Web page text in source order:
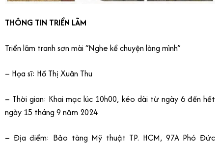
THÔNG TIN TRIỂN LÃM
Triển lãm tranh sơn mài “Nghe kể chuyện làng mình”
– Họa sĩ: Hồ Thị Xuân Thu
– Thời gian: Khai mạc lúc 10h00, kéo dài từ ngày 6 đến hết
ngày 15 tháng 9 năm 2024
– Địa điểm: Bảo tàng Mỹ thuật TP. HCM, 97A Phó Đức